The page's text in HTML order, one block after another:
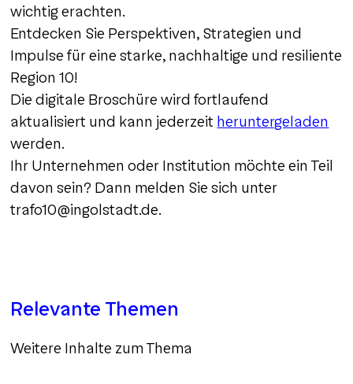
wichtig erachten.
Entdecken Sie Perspektiven, Strategien und
Impulse für eine starke, nachhaltige und resiliente
Region 10!
Die digitale Broschüre wird fortlaufend
aktualisiert und kann jederzeit heruntergeladen
werden.
Ihr Unternehmen oder Institution möchte ein Teil
davon sein? Dann melden Sie sich unter
trafo10@ingolstadt.de.
Relevante Themen
Weitere Inhalte zum Thema